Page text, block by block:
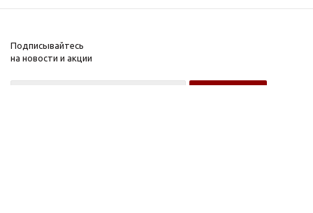
Подписывайтесь
на новости и акции